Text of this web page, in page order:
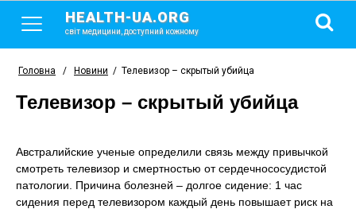
HEALTH-UA.ORG
світ медицини, доступний кожному
Головна / Новини / Телевизор – скрытый убийца
Телевизор – скрытый убийца
Австралийские ученые определили связь между привычкой
смотреть телевизор и смертностью от сердечнососудистой
патологии. Причина болезней – долгое сидение: 1 час
сидения перед телевизором каждый день повышает риск на